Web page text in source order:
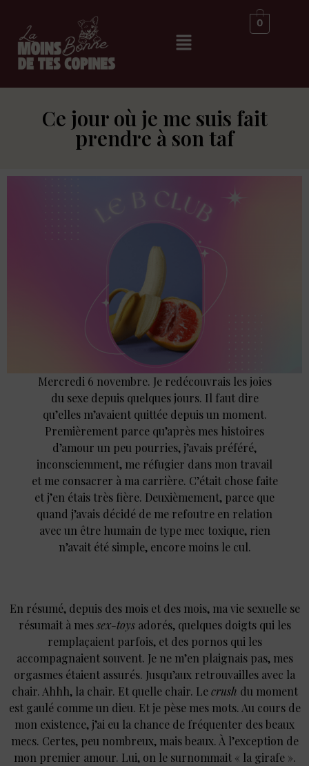
0
Ce jour où je me suis fait
prendre à son taf
Mercredi 6 novembre. Je redécouvrais les joies
du sexe depuis quelques jours. Il faut dire
qu’elles m’avaient quittée depuis un moment.
Premièrement parce qu’après mes histoires
d’amour un peu pourries, j’avais préféré,
inconsciemment, me réfugier dans mon travail
et me consacrer à ma carrière. C’était chose faite
et j’en étais très fière. Deuxièmement, parce que
quand j’avais décidé de me refoutre en relation
avec un être humain de type mec toxique, rien
n’avait été simple, encore moins le cul.
En résumé, depuis des mois et des mois, ma vie sexuelle se
résumait à messex-toysadorés, quelques doigts qui les
remplaçaient parfois, et des pornos qui les
accompagnaient souvent. Je ne m’en plaignais pas, mes
orgasmes étaient assurés. Jusqu’aux retrouvailles avec la
chair. Ahhh, la chair. Et quelle chair. Lecrush du moment
est gaulé comme un dieu. Et je pèse mes mots. Au cours de
mon existence, j’ai eu la chance de fréquenter des beaux
mecs. Certes, peu nombreux, mais beaux. À l’exception de
mon premier amour. Lui, on le surnommait « la girafe ».